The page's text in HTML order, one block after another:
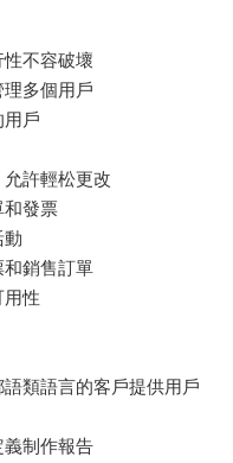
不容破壞
多個用戶
戶
許輕松更改
和發票
銷售訂單
性
類語言的客戶提供用戶
制作報告